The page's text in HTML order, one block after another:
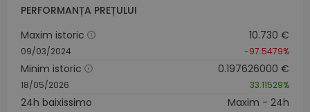
PERFORMANȚA PREȚULUI
Maxim istoric
09/03/2024
10.730 €
-97.5479%
Minim istoric
18/05/2026
0.197626000 €
33.11529%
24h baixissimo Maxim - 24h